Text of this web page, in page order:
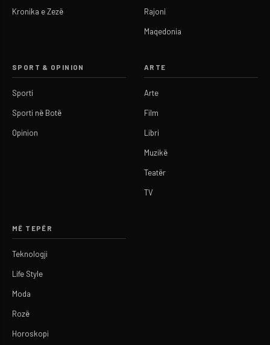
Kronika e Zezë Rajoni
Maqedonia
SPORT & OPINION
Sporti
Sporti në Botë
Opinion
ARTE
Arte
Film
Libri
Muzikë
Teatër
TV
MË TEPËR
Teknologji
Life Style
Moda
Rozë
Horoskopi